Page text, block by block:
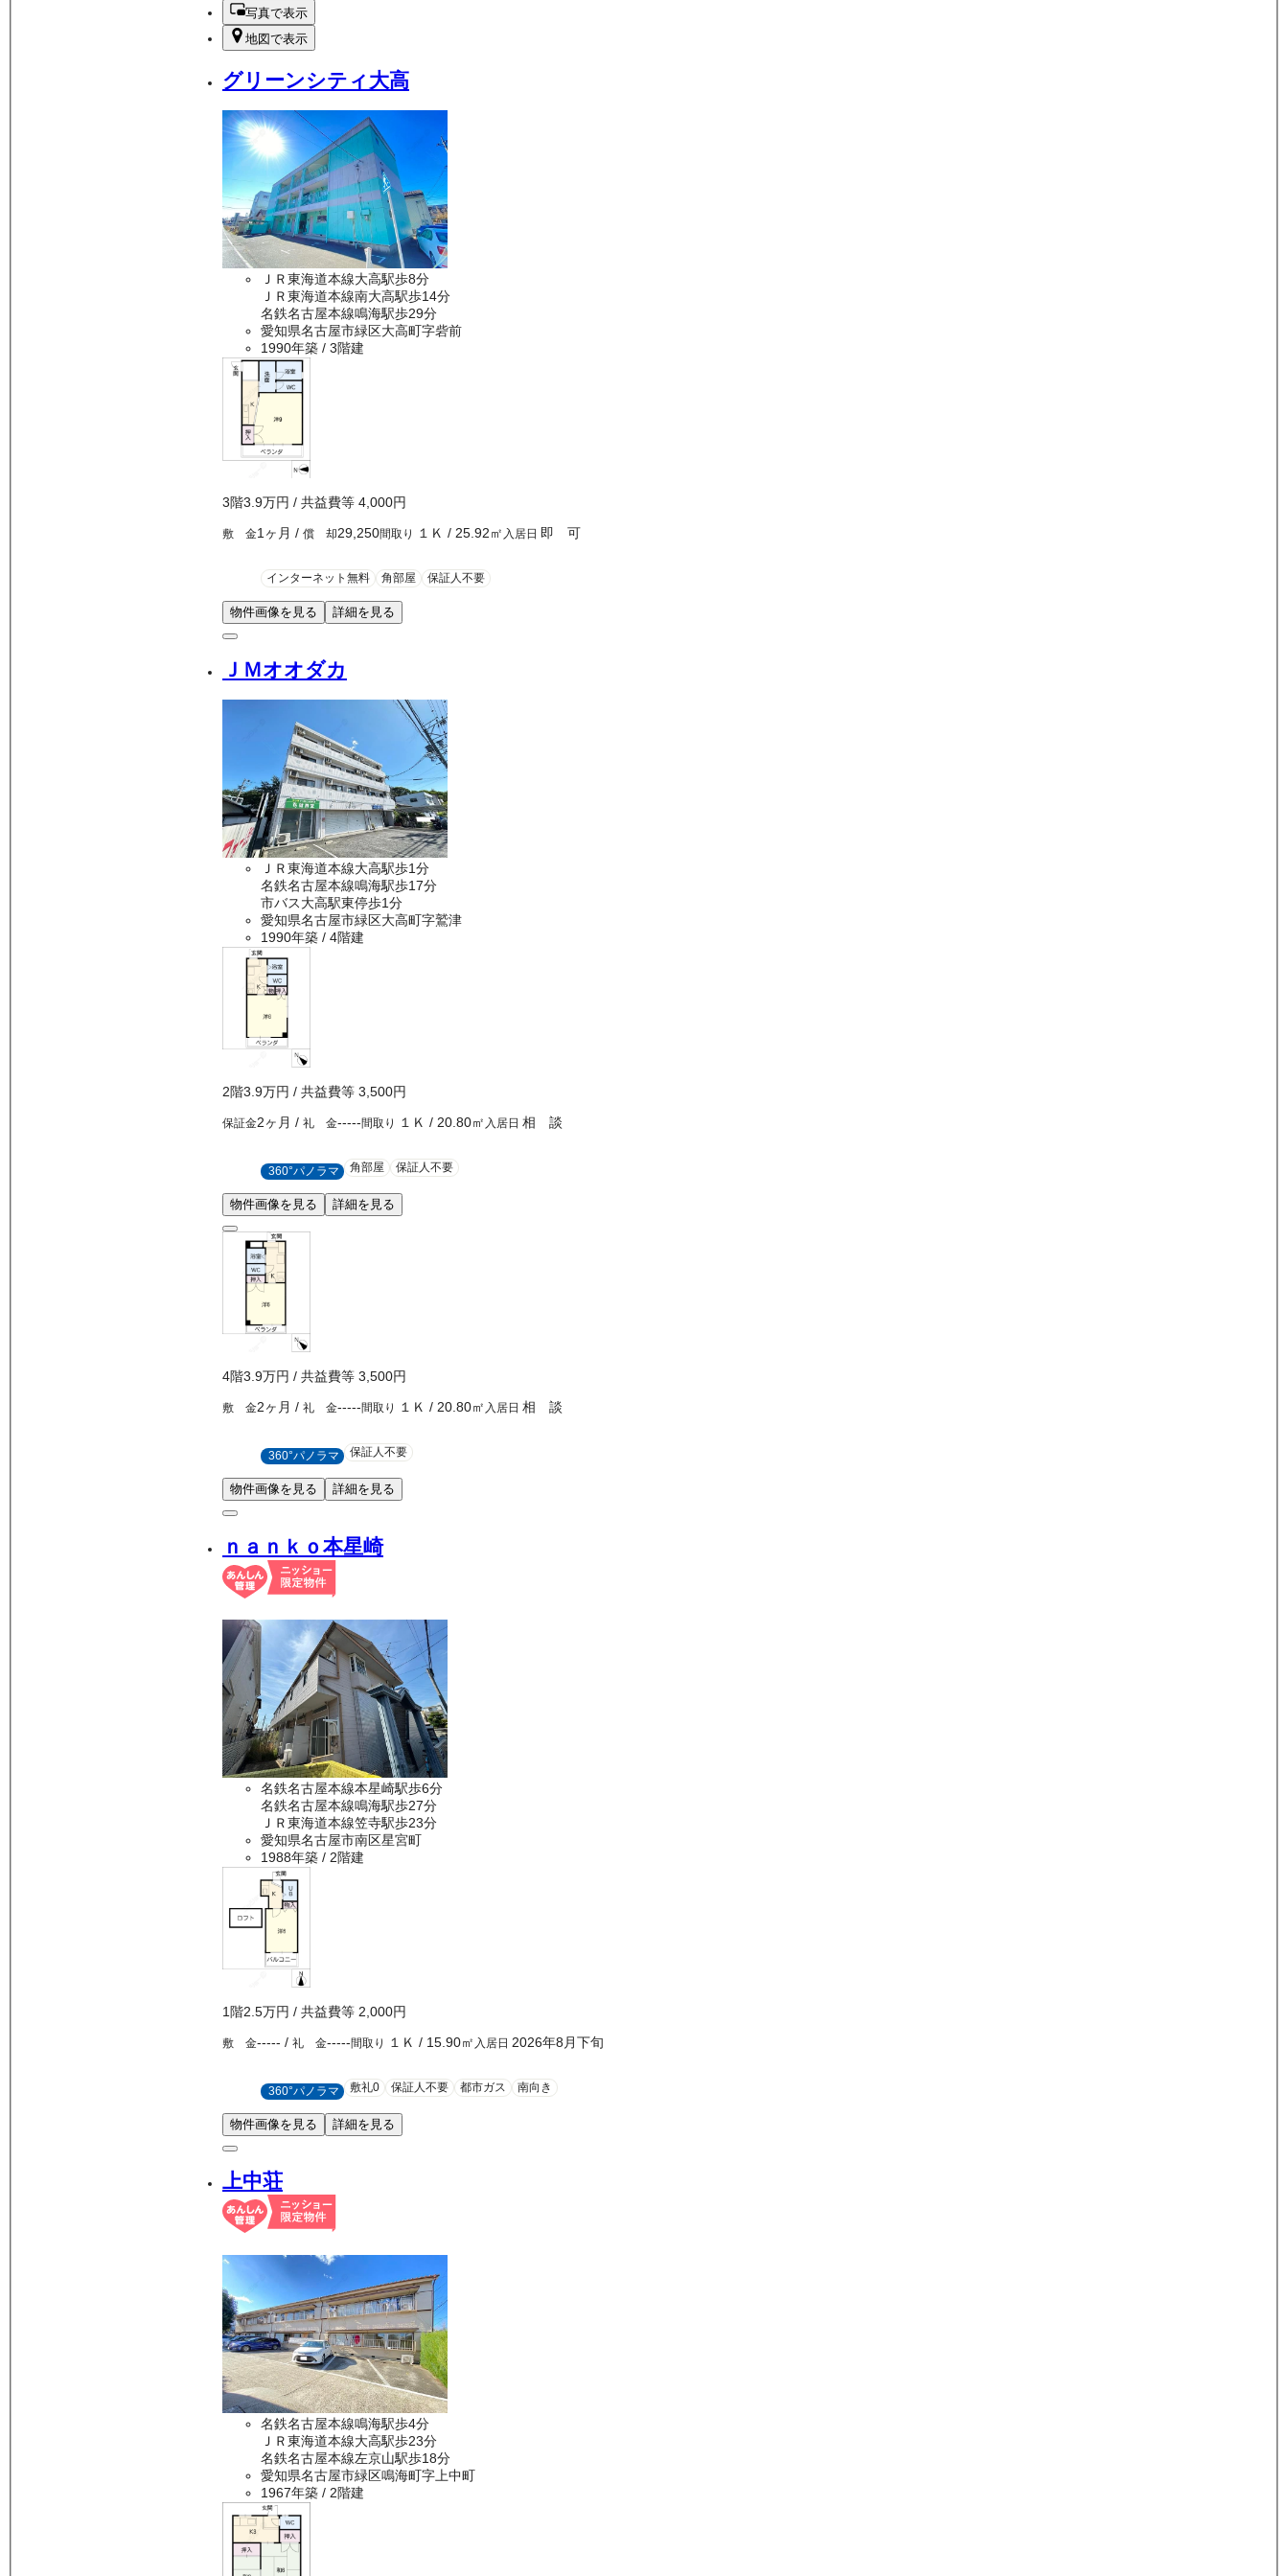
写真で表示
地図で表示
グリーンシティ大高
ＪＲ東海道本線大高駅歩8分
ＪＲ東海道本線南大高駅歩14分
名鉄名古屋本線鳴海駅歩29分
愛知県名古屋市緑区大高町字砦前
1990年築 / 3階建
3階3.9万円 / 共益費等 4,000円
敷 金1ヶ月 / 償 却29,250間取り １Ｋ / 25.92㎡ 入居日 即 可
インターネット無料 角部屋 保証人不要
物件画像を見る 詳細を見る
ＪＭオオダカ
ＪＲ東海道本線大高駅歩1分
名鉄名古屋本線鳴海駅歩17分
市バス大高駅東停歩1分
愛知県名古屋市緑区大高町字鷲津
1990年築 / 4階建
2階3.9万円 / 共益費等 3,500円
保証金2ヶ月 / 礼 金-----間取り １Ｋ / 20.80㎡ 入居日 相 談
360°パノラマ 角部屋 保証人不要
物件画像を見る 詳細を見る
4階3.9万円 / 共益費等 3,500円
敷 金2ヶ月 / 礼 金-----間取り １Ｋ / 20.80㎡ 入居日 相 談
360°パノラマ 保証人不要
物件画像を見る 詳細を見る
ｎａｎｋｏ本星崎
名鉄名古屋本線本星崎駅歩6分
名鉄名古屋本線鳴海駅歩27分
ＪＲ東海道本線笠寺駅歩23分
愛知県名古屋市南区星宮町
1988年築 / 2階建
1 階2.5万円 / 共益費等 2,000円
敷 金----- / 礼 金-----間取り １Ｋ / 15.90㎡ 入居日 2026年8月下旬
360°パノラマ 敷礼0 保証人不要 都市ガス 南向き
物件画像を見る 詳細を見る
上中荘
名鉄名古屋本線鳴海駅歩4分
ＪＲ東海道本線大高駅歩23分
名鉄名古屋本線左京山駅歩18分
愛知県名古屋市緑区鳴海町字上中町
1967年築 / 2階建